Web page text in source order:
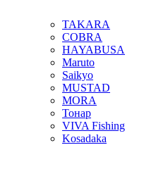
TAKARA
COBRA
HAYABUSA
Maruto
Saikyo
MUSTAD
MORA
Тонар
VIVA Fishing
Kosadaka